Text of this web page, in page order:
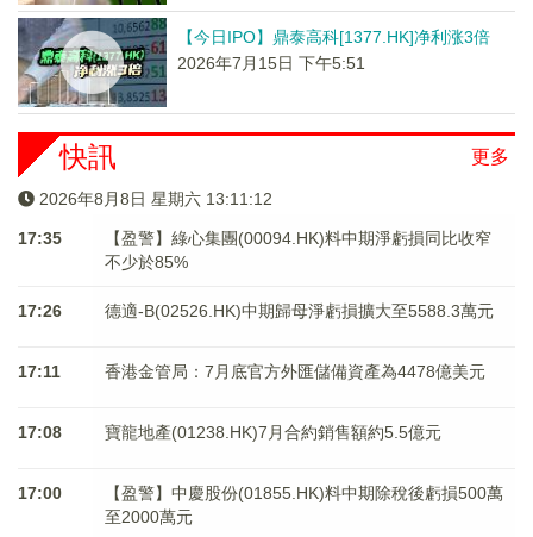
【今日IPO】鼎泰高科[1377.HK]净利涨3倍
2026年7月15日 下午5:51
更多
快訊
2026年8月8日 星期六 13:11:12
17:35
【盈警】綠心集團(00094.HK)料中期淨虧損同比收窄
不少於85%
17:26 德適-B(02526.HK)中期歸母淨虧損擴大至5588.3萬元
17:11 香港金管局：7月底官方外匯儲備資產為4478億美元
17:08 寶龍地產(01238.HK)7月合約銷售額約5.5億元
17:00
【盈警】中慶股份(01855.HK)料中期除稅後虧損500萬
至2000萬元